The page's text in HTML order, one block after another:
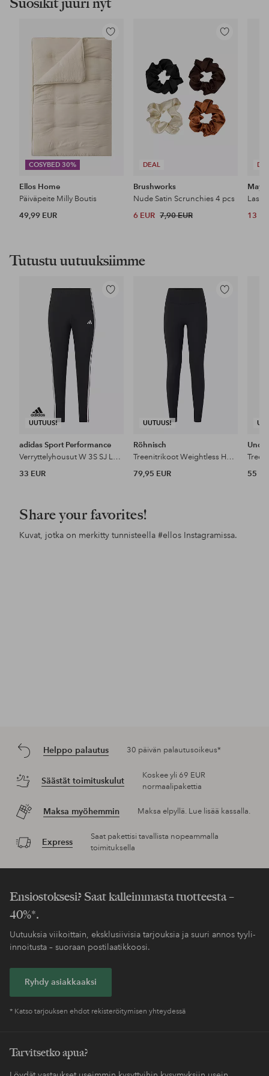
COSYBED 30%
Lisää
Ellos Home
Päiväpeite Milly Boutis
49,99 EUR
DEAL
Lisää
Brushworks
Nude Satin Scrunchies 4 pcs
6 EUR 7,90 EUR 13
Tutustu uutuuksiimme
UUTUUS!
Lisää
adidas Sport Performance
Verryttelyhousut W 3S SJ Leg Inc
33 EUR
UUTUUS!
Lisää
Röhnisch
Treenitrikoot Weightless HW Tights
79,95 EUR
55
Share your favorites!
Kuvat, jotka on merkitty tunnisteella #ellos Instagramissa.
Helppo palautus 30 päivän palautusoikeus*
Säästät toimituskulut
Koskee yli 69 EUR
normaalipakettia
Maksa myöhemmin Maksa elpyllä. Lue lisää kassalla.
Express
Saat pakettisi tavallista nopeammalla
toimituksella
Ensiostoksesi? Saat kalleimmasta tuotteesta –
40%*.
Uutuuksia viikoittain, eksklusiivisia tarjouksia ja suuri annos tyyli-
innoitusta – suoraan postilaatikkoosi.
Ryhdy asiakkaaksi
* Katso tarjouksen ehdot rekisteröitymisen yhteydessä
Tarvitsetko apua?